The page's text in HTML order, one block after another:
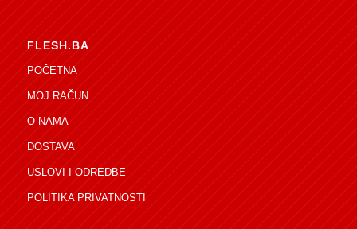
FLESH.BA
POČETNA
MOJ RAČUN
O NAMA
DOSTAVA
USLOVI I ODREDBE
POLITIKA PRIVATNOSTI